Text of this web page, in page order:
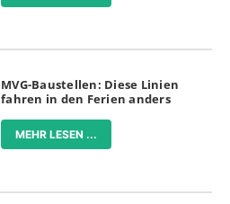
MVG-Baustellen: Diese Linien
fahren in den Ferien anders
MEHR LESEN ...